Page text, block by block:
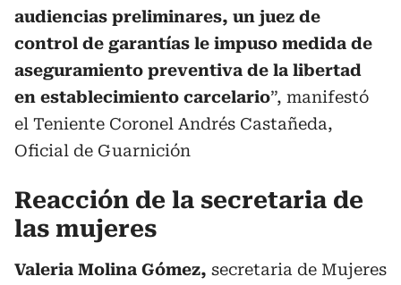
audiencias preliminares, un juez de
control de garantías le impuso medida de
aseguramiento preventiva de la libertad
en establecimiento carcelario”, manifestó
el Teniente Coronel Andrés Castañeda,
Oficial de Guarnición
Reacción de la secretaria de
las mujeres
Valeria Molina Gómez, secretaria de Mujeres